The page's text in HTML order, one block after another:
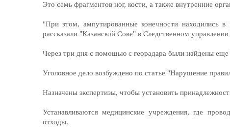
Это семь фрагментов ног, кости, а также внутренние
"При этом, ампутированные конечности находились
рассказали "Казанской Сове" в Следственном
Через три дня с помощью с георадара были найдены еще
Уголовное дело возбуждено по статье "Нарушение
Назначены экспертизы, чтобы установить
Устанавливаются медицинские учреждения, где
отходы.